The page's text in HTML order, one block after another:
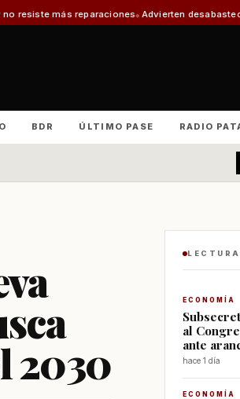
Advierten desabastecimiento parcial por
BDR ÚLTIMO PASE RADIO
2030
ECONOMÍA
al
ante
hace 1 día
ECONOMÍA